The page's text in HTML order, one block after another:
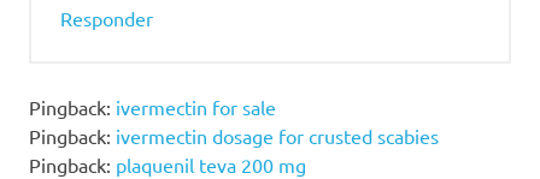
Responder
Pingback: ivermectin for sale
Pingback: ivermectin dosage for crusted scabies
Pingback: plaquenil teva 200 mg